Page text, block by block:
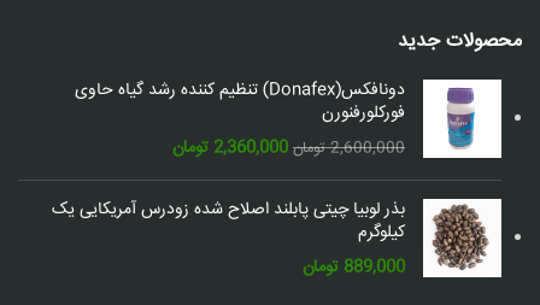
محصولات جدید
دونافکس(Donafex) تنظیم کننده رشد گیاه حاوی
فورکلورفنورن
2,600,000 تومان قیمت
اصلی:
2,600,000 تومان
2,360,000 تومانقیمت
فعلی:
2,360,000 تومان.
بذر لوبیا چیتی پابلند اصلاح شده زودرس آمریکایی یک
کیلوگرم
889,000 تومان